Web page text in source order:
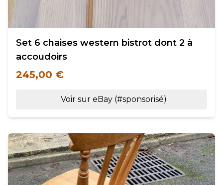
Set 6 chaises western bistrot dont 2 à
accoudoirs
245,00 €
Voir sur eBay (#sponsorisé)